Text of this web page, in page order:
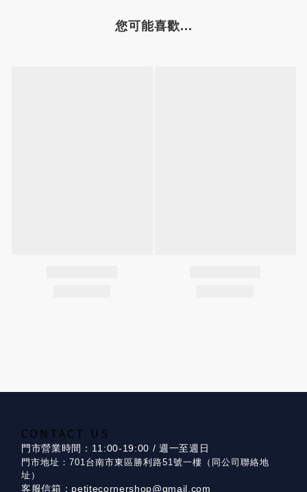
您可能喜歡...
CONTACT US
門市營業時間：11:00-19:00 / 週一至週日
門市地址：701台南市東區勝利路51號一樓（同公司聯絡地
址）
客服信箱：petitecornershop@gmail.com